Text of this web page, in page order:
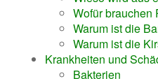
Wofür brauchen
Warum ist die
Warum ist die
Krankheiten und
Bakterien